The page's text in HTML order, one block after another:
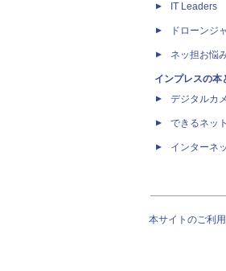
IT Leaders
ドローンジ
ネッ担お悩
インプレスの本
デジタルカ
できるネット
インターネ
本サイトのご利